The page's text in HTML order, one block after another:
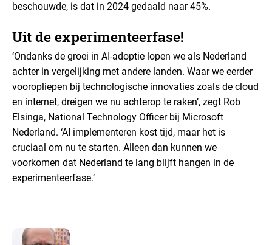
beschouwde, is dat in 2024 gedaald naar 45%.
Uit de experimenteerfase!
‘Ondanks de groei in AI-adoptie lopen we als Nederland
achter in vergelijking met andere landen. Waar we eerder
vooropliepen bij technologische innovaties zoals de cloud
en internet, dreigen we nu achterop te raken’, zegt Rob
Elsinga, National Technology Officer bij Microsoft
Nederland. ‘AI implementeren kost tijd, maar het is
cruciaal om nu te starten. Alleen dan kunnen we
voorkomen dat Nederland te lang blijft hangen in de
experimenteerfase.’